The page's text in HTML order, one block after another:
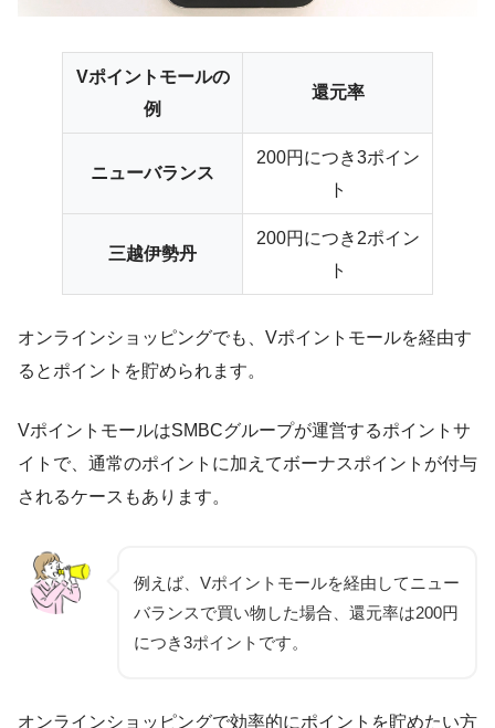
Vポイントモールの
例
還元率
ニューバランス
200円につき3ポイン
ト
三越伊勢丹
200円につき2ポイン
ト
オンラインショッピングでも、Vポイントモールを経由す
るとポイントを貯められます。
VポイントモールはSMBCグループが運営するポイントサ
イトで、通常のポイントに加えてボーナスポイントが付与
されるケースもあります。
例えば、Vポイントモールを経由してニュー
バランスで買い物した場合、還元率は200円
につき3ポイントです。
オンラインショッピングで効率的にポイントを貯めたい方